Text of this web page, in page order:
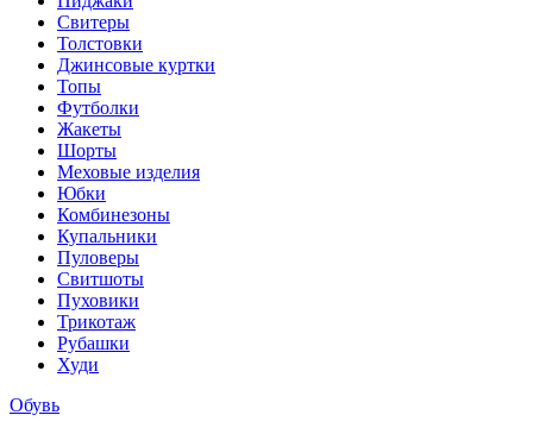
Свитеры
Толстовки
Джинсовые куртки
Топы
Футболки
Жакеты
Шорты
Меховые изделия
Юбки
Комбинезоны
Купальники
Пуловеры
Свитшоты
Пуховики
Трикотаж
Рубашки
Худи
Обувь